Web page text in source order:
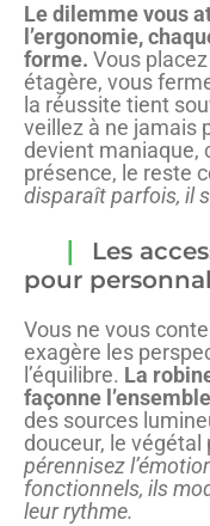
Le dilemme vous
l’ergonomie,
forme. Vous
étagère, vous
la réussite tient
veillez à ne jamais
devient maniaque,
présence, le reste
disparaît parfois, il
Les
pour
Vous ne vous
exagère les
l’équilibre. La
façonne
des sources
douceur, le
pérennisez
fonctionnels, ils
leur rythme.